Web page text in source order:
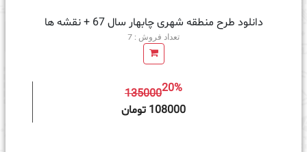
دانلود طرح منطقه شهری چابهار سال 67 + نقشه ها
تعداد فروش : 7
13500020%
108000 تومان